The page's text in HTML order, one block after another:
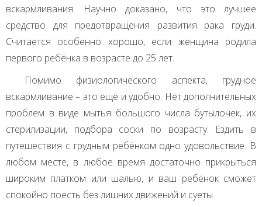
вскармливания. Научно доказано, что это лучшее
средство для предотвращения развития рака груди.
Считается особенно хорошо, если женщина родила
первого ребёнка в возрасте до 25 лет.
Помимо физиологического аспекта, грудное
вскармливание – это ещё и удобно. Нет дополнительных
проблем в виде мытья большого числа бутылочек, их
стерилизации, подбора соски по возрасту. Ездить в
путешествия с грудным ребёнком одно удовольствие. В
любом месте, в любое время достаточно прикрыться
широким платком или шалью, и ваш ребёнок сможет
спокойно поесть без лишних движений и суеты.